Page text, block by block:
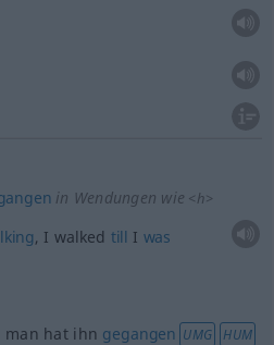
in Wendungen wie <h>
, I walked till I was
man hat ihn gegangen UMG HUM